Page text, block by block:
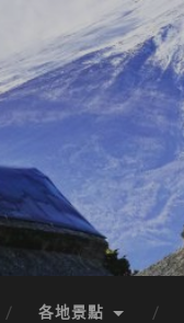
各地景點